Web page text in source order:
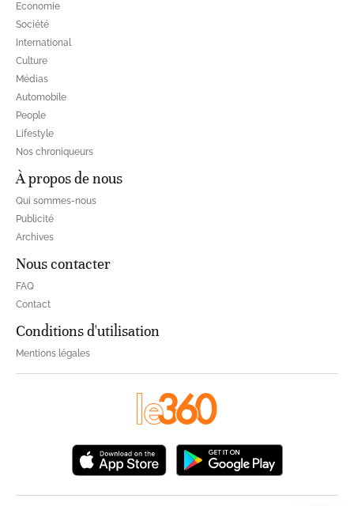
Economie
Société
International
Culture
Médias
Automobile
People
Lifestyle
Nos chroniqueurs
À propos de nous
Qui sommes-nous
Publicité
Archives
Nous contacter
FAQ
Contact
Conditions d'utilisation
Mentions légales